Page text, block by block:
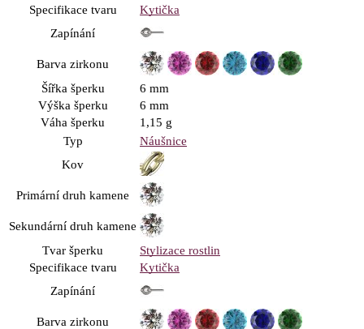
Specifikace tvaru
Kytička
Zapínání
Barva zirkonu
Šířka šperku
6 mm
Výška šperku
6 mm
Váha šperku
1,15 g
Typ
Náušnice
Kov
Primární druh kamene
Sekundární druh kamene
Tvar šperku
Stylizace rostlin
Specifikace tvaru
Kytička
Zapínání
Barva zirkonu